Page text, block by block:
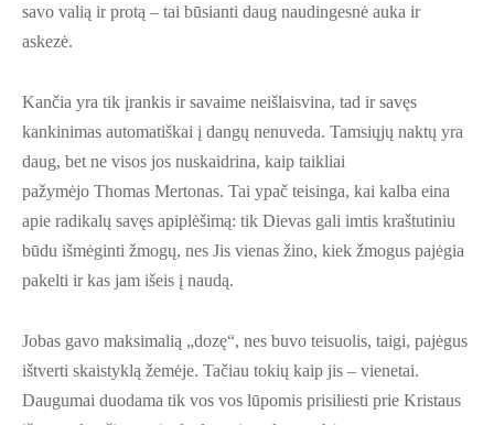
savo valią ir protą – tai būsianti daug naudingesnė auka ir
askezė.
Kančia yra tik įrankis ir savaime neišlaisvina, tad ir savęs
kankinimas automatiškai į dangų nenuveda. Tamsiųjų naktų yra
daug, bet ne visos jos nuskaidrina, kaip taikliai
pažymėjo Thomas Mertonas. Tai ypač teisinga, kai kalba eina
apie radikalų savęs apiplėšimą: tik Dievas gali imtis kraštutiniu
būdu išmėginti žmogų, nes Jis vienas žino, kiek žmogus pajėgia
pakelti ir kas jam išeis į naudą.
Jobas gavo maksimalią „dozę“, nes buvo teisuolis, taigi, pajėgus
ištverti skaistyklą žemėje. Tačiau tokių kaip jis – vienetai.
Daugumai duodama tik vos vos lūpomis prisiliesti prie Kristaus